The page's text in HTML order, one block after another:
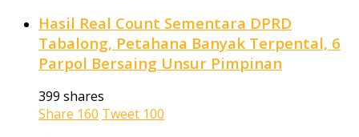
Hasil Real Count Sementara DPRD
Tabalong, Petahana Banyak Terpental, 6
Parpol Bersaing Unsur Pimpinan
399 shares
Share 160 Tweet 100